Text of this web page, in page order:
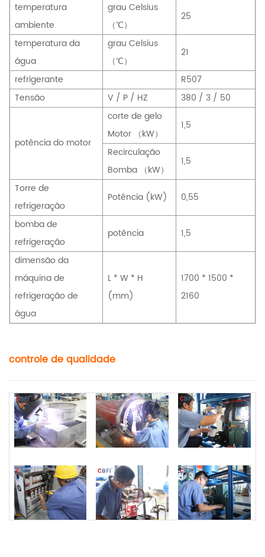
temperatura
ambiente
grau Celsius
（℃）
25
temperatura da
água
grau Celsius
（℃）
21
refrigerante
R507
Tensão
V / P / HZ 380 / 3 / 50
potência do motor
corte de gelo
Motor （kW）
1,5
Recirculação
Bomba （kW）
1,5
Torre de
refrigeração
Potência (kW)
0,55
bomba de
refrigeração
potência
1,5
dimensão da
máquina de
refrigeração de
água
L * W * H
(mm)
1700 * 1500 *
2160
controle de qualidade